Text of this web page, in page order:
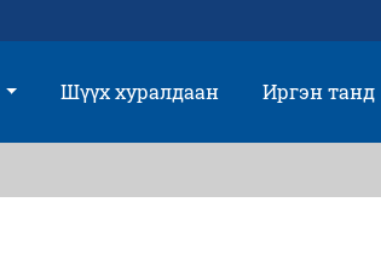
Шүүх хуралдаан Иргэн танд